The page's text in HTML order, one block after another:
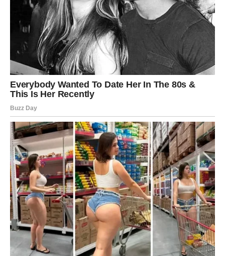
gde ste sebe zanemarili
zašto ste ćutali kada ste želeli da govorite
I upravo tu dolazilična snaga . Rak sada uči da briga o
drugima ne sme da bude na štetu sebe.
PORODICA I BLISKI ODNOSI –
Sudbina pokazuje ko ostaje
Porodica i bliski ljudi imaju važnu ulogu. Neki odnosi se
produbljuju, neki se hlade – ali sve ide kazdravijoj
ravnoteži.
Rak u ovom periodu:
prestaje da opravdava tuđe postupke